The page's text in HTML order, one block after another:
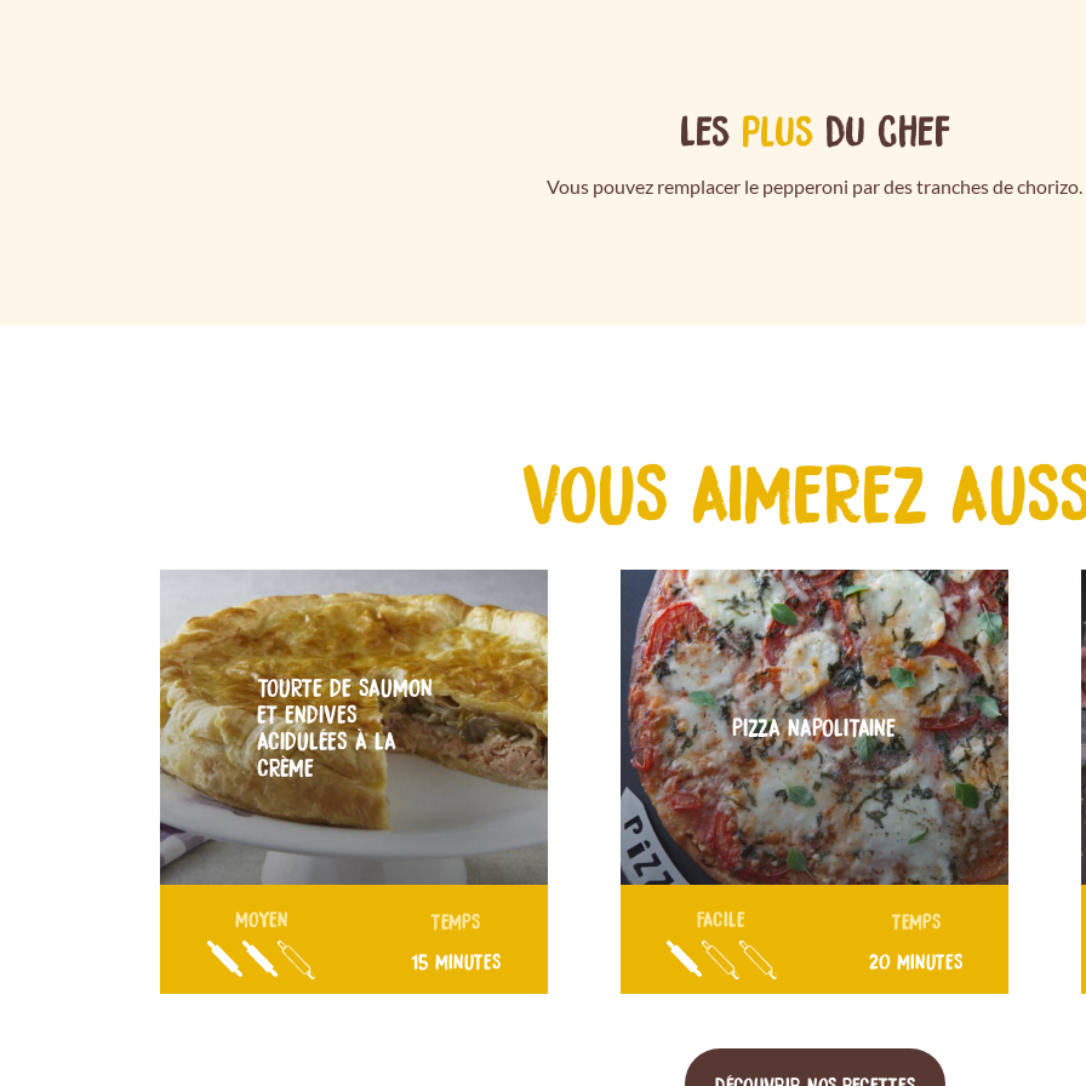
Les plusdu chef
Vous pouvez remplacer le pepperoni par des tranches de chorizo.
VOUS AIMEREZ
TOURTE DE SAUMON
ET ENDIVES
ACIDULÉES À LA
CRÈME
MOYEN TEMPS
15 MINUTES
PIZZA NAPOLITAINE
FACILE TEMPS
20 MINUTES